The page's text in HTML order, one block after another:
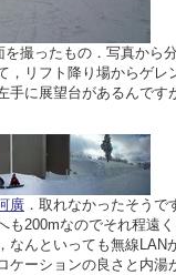
撮ったもの．写真から
，リフト降り場からゲレ
手に展望台があるんです
廣 ．取れなかったそうで
も200mなのでそれ程遠
なんといっても無線LAN
ケーションの良さと内湯